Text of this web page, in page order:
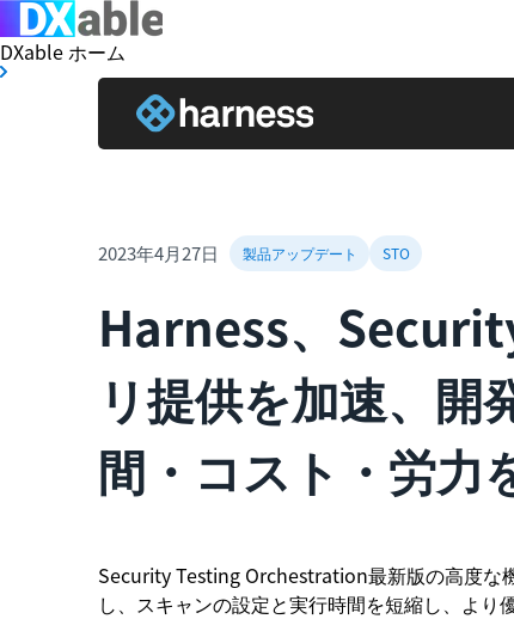
DXable ホーム
2023年4月27日 製品アップデート STO
Harness、
リ提供を加速、
間・コスト・労力
Security Testing Orchestration最新版の高度な
し、スキャンの設定と実行時間を短縮し、より